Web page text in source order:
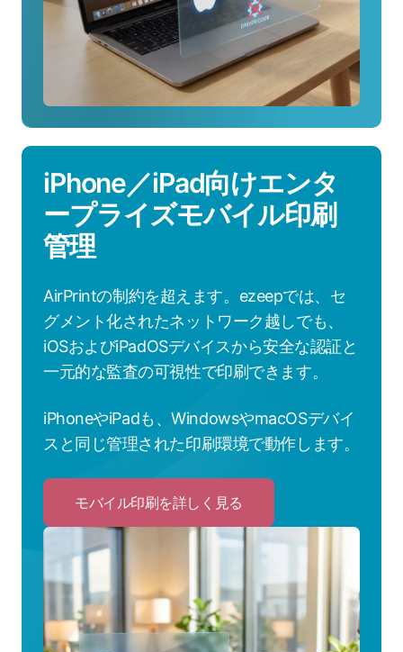
る
法
を
見
る
iPhone／iPad向けエンタ
ープライズモバイル印刷
管理
AirPrintの制約を超えます。ezeepでは、セ
グメント化されたネットワーク越しでも、
iOSおよびiPadOSデバイスから安全な認証と
一元的な監査の可視性で印刷できます。
iPhoneやiPadも、WindowsやmacOSデバイ
スと同じ管理された印刷環境で動作します。
モバイル印刷を詳しく見る
to
モ
イ
ル
印